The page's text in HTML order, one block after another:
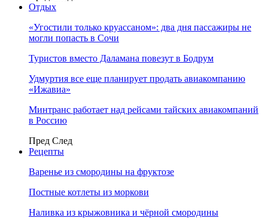
Отдых
«Угостили только круассаном»: два дня пассажиры не
могли попасть в Сочи
Туристов вместо Даламана повезут в Бодрум
Удмуртия все еще планирует продать авиакомпанию
«Ижавиа»
Минтранс работает над рейсами тайских авиакомпаний
в Россию
Пред След
Рецепты
Варенье из смородины на фруктозе
Постные котлеты из моркови
Наливка из крыжовника и чёрной смородины